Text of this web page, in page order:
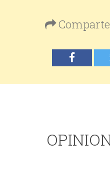
Comparte